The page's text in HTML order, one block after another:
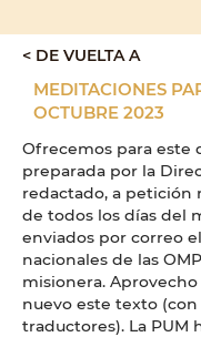
< DE VUELTA A
MEDITACIONES
OCTUBRE 2023
Ofrecemos para
preparada por la
redactado, a petición
de todos los días del
enviados por correo
nacionales de las
misionera.
nuevo este texto
traductores). La PUM